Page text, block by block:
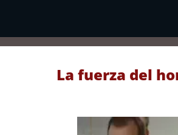
La fuerza del